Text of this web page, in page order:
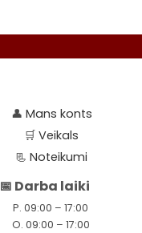
👤 Mans konts
🛒Veikals
📃Noteikumi
📅 Darba laiki
P. 09:00 – 17:00
O. 09:00 – 17:00